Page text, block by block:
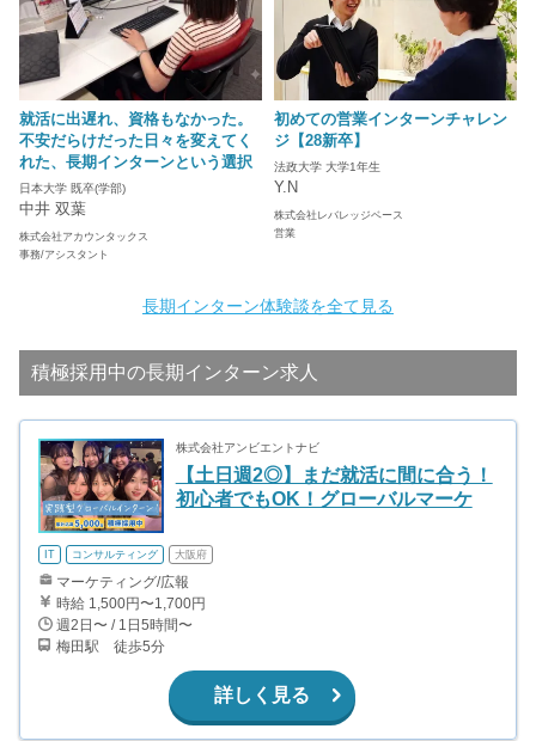
就活に出遅れ、資格もなかった。
不安だらけだった日々を変えてく
れた、長期インターンという選択
日本大学 既卒(学部)
中井 双葉
株式会社アカウンタックス
事務/アシスタント
初めての営業インターンチャレン
ジ【28新卒】
法政大学 大学1年生
Y.N
株式会社レバレッジベース
営業
長期インターン体験談を全て見る
積極採用中の長期インターン求人
株式会社アンビエントナビ
【土日週2◎】まだ就活に間に合う！
初心者でもOK！グローバルマーケ
IT コンサルティング 大阪府
マーケティング/広報
時給 1,500円〜1,700円
週2日〜 / 1日5時間〜
梅田駅 徒歩5分
詳しく見る